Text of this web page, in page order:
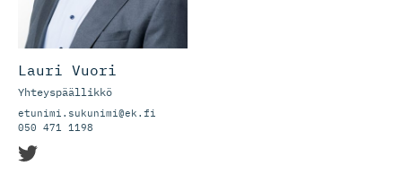
Lauri Vuori
Yhteyspäällikkö
etunimi.sukunimi@ek.fi
050 471 1198